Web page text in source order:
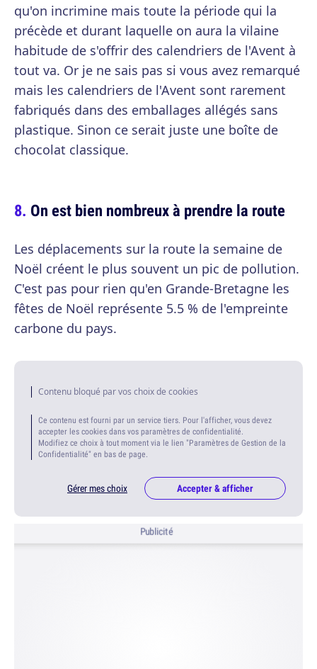
qu'on incrimine mais toute la période qui la
précède et durant laquelle on aura la vilaine
habitude de s'offrir des calendriers de l'Avent à
tout va. Or je ne sais pas si vous avez remarqué
mais les calendriers de l'Avent sont rarement
fabriqués dans des emballages allégés sans
plastique. Sinon ce serait juste une boîte de
chocolat classique.
On est bien nombreux à prendre la route
Les déplacements sur la route la semaine de
Noël créent le plus souvent un pic de pollution.
C'est pas pour rien qu'en Grande-Bretagne les
fêtes de Noël représente 5.5 % de l'empreinte
carbone du pays.
Contenu bloqué par vos choix de cookies
Ce contenu est fourni par un service tiers. Pour l'afficher, vous devez
accepter les cookies dans vos paramètres de confidentialité.
Modifiez ce choix à tout moment via le lien "Paramètres de Gestion de la
Confidentialité" en bas de page.
Gérer mes choix Accepter & afficher
Publicité